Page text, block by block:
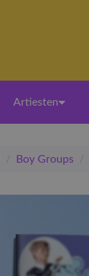
Artiesten
/ Boy Groups /